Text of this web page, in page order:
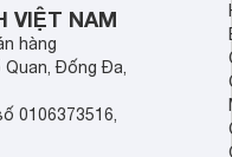
VIỆT NAM
hàng
Quan, Đống Đa,
0106373516,